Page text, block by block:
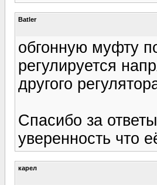
Batler
обгонную муфту
регулируется
другого
Спасибо за
уверенность что
карел